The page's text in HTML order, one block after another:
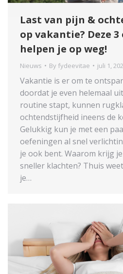
Last van pijn &
op vakantie? Deze
helpen je op weg!
Nieuws By fydeevitae juli 1,
Vakantie is er om te
doordat je even helemaal
routine stapt, kunnen
ochtendstijfheid ineens de
Gelukkig kun je met een
oefeningen al snel
je ook bent. Waarom krijg
sneller klachten? Thuis
je…